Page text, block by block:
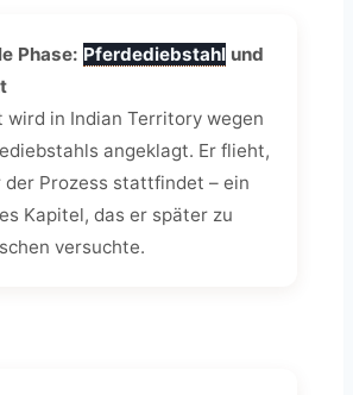
Phase: Pferdediebstahl und
wird in Indian Territory wegen
angeklagt. Er flieht,
der Prozess stattfindet – ein
Kapitel, das er später zu
versuchte.